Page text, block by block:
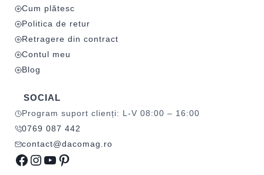
Cum plătesc
Politica de retur
Retragere din contract
Contul meu
Blog
SOCIAL
Program suport clienți: L-V 08:00 – 16:00
0769 087 442
contact@dacomag.ro
Facebook
Instagram
YouTube
Pinterest